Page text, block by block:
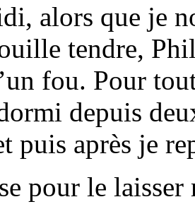
alors que je
tendre,
fou. Pour
depuis
puis après je
pour le